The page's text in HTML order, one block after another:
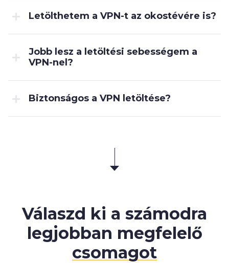
Letölthetem a VPN-t az okostévére is?
Jobb lesz a letöltési sebességem a
VPN-nel?
Biztonságos a VPN letöltése?
Válaszd ki a számodra
legjobban megfelelő
csomagot